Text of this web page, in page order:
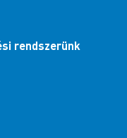
rendszerünk